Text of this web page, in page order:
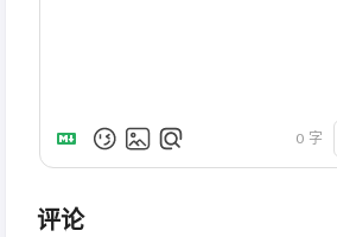
0 字
评论